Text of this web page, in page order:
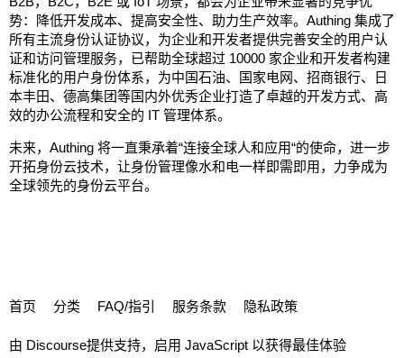
势：降低开发成本、提高安全性、助力生产效率。Authing 集成了
所有主流身份认证协议，为企业和开发者提供完善安全的用户认
证和访问管理服务，已帮助全球超过 10000 家企业和开发者构建
标准化的用户身份体系，为中国石油、国家电网、招商银行、日
本丰田、德高集团等国内外优秀企业打造了卓越的开发方式、高
效的办公流程和安全的 IT 管理体系。
未来，Authing 将一直秉承着“连接全球人和应用“的使命，进一步
开拓身份云技术，让身份管理像水和电一样即需即用，力争成为
全球领先的身份云平台。
首页 分类 FAQ/指引 服务条款 隐私政策
由 Discourse提供支持，启用 JavaScript 以获得最佳体验